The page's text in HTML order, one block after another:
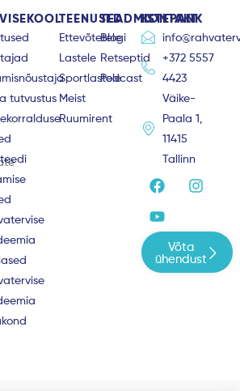
tutvustus
TEENUSED
Ettevõtetele
Lastele
Sportlastele
Meist
Ruumirent
TEADMISTEPANK
Blogi
Retseptid
Podcast
KONTAKT
+372 5557
4423
Väike-
Paala 1,
11415
Tallinn
F
a
c
e
b
o
o
I
n
g
r
Y
o
u
t
u
b
e
Võta
ühendust